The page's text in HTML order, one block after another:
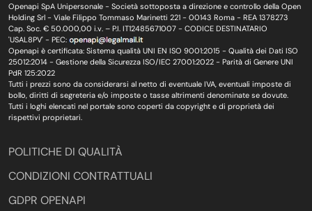
Openapi SpA Unipersonale - Società sottoposta a direzione e controllo della Open
Holding Srl - Viale Filippo Tommaso Marinetti 221 - 00143 Roma - REA 1378273
Cap. Soc. € 50.000,00 i.v. – P.I. IT12485671007 - CODICE DESTINATARIO
'USAL8PV' - PEC:
Openapi è certificata: Sistema qualità UNI EN ISO 9001:2015 - Qualità dei Dati ISO
25012:2014 - Gestione della Sicurezza ISO/IEC 27001:2022 - Parità di Genere UNI
PdR 125:2022
Tutti i prezzi sono da considerarsi al netto di eventuale IVA, eventuali imposte di
bollo, diritti di segreteria e/o imposte o tasse altrimenti denominate se dovute.
Tutti i loghi elencati nel portale sono coperti da copyright e di proprietà dei
rispettivi proprietari.
POLITICHE DI QUALITÀ
CONDIZIONI CONTRATTUALI
GDPR OPENAPI